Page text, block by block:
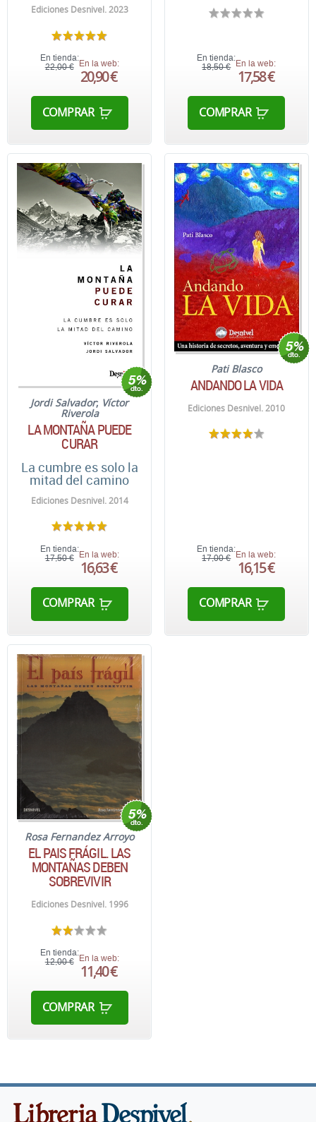
Ediciones Desnivel. 2023
En tienda:
22,00 € En la web:
20,90 €
COMPRAR
En tienda:
18,50 €
En la web:
17,58 €
COMPRAR
Jordi Salvador; Víctor
Riverola
LA MONTAÑA PUEDE
CURAR
La cumbre es solo la
mitad del camino
Ediciones Desnivel. 2014
En tienda:
17,50 € En la web:
16,63 €
COMPRAR
Pati Blasco
ANDANDO LA VIDA
Ediciones Desnivel. 2010
En tienda:
17,00 € En la web:
16,15 €
COMPRAR
Rosa Fernandez Arroyo
EL PAIS FRÁGIL. LAS
MONTAÑAS DEBEN
SOBREVIVIR
Ediciones Desnivel. 1996
En tienda:
12,00 € En la web:
11,40 €
COMPRAR